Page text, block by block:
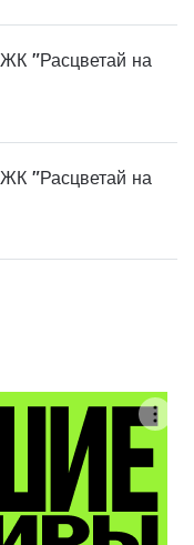
"Расцветай на
"Расцветай на